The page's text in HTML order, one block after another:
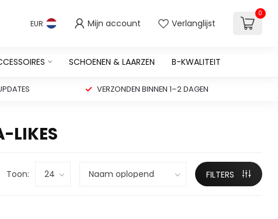
EUR Mijn account Verlanglijst
0
SCHOENEN & LAARZEN B-KWALITEIT
VERZONDEN BINNEN 1–2 DAGEN
LIKES
Toon: FILTERS